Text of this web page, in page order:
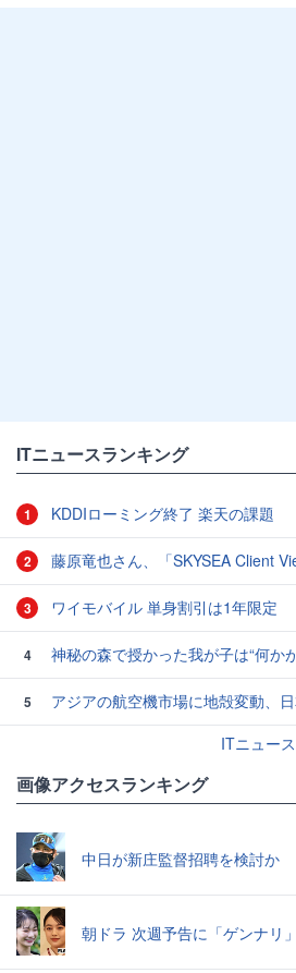
ITニュースランキング
1 KDDIローミング終了 楽天の課題
2 藤原竜也さん、「SKYSEA Client View」新CMで「AI労務改善」をアピール
3 ワイモバイル 単身割引は1年限定
4 神秘の森で授かった我が子は“何かがおかしい”『ナイトボーン -夜哭-』本編映像
5
アジアの航空機市場に地殻変動、日
ITニュー
画像アクセスランキング
中日が新庄監督招聘を検討か
朝ドラ 次週予告に「ゲンナリ」